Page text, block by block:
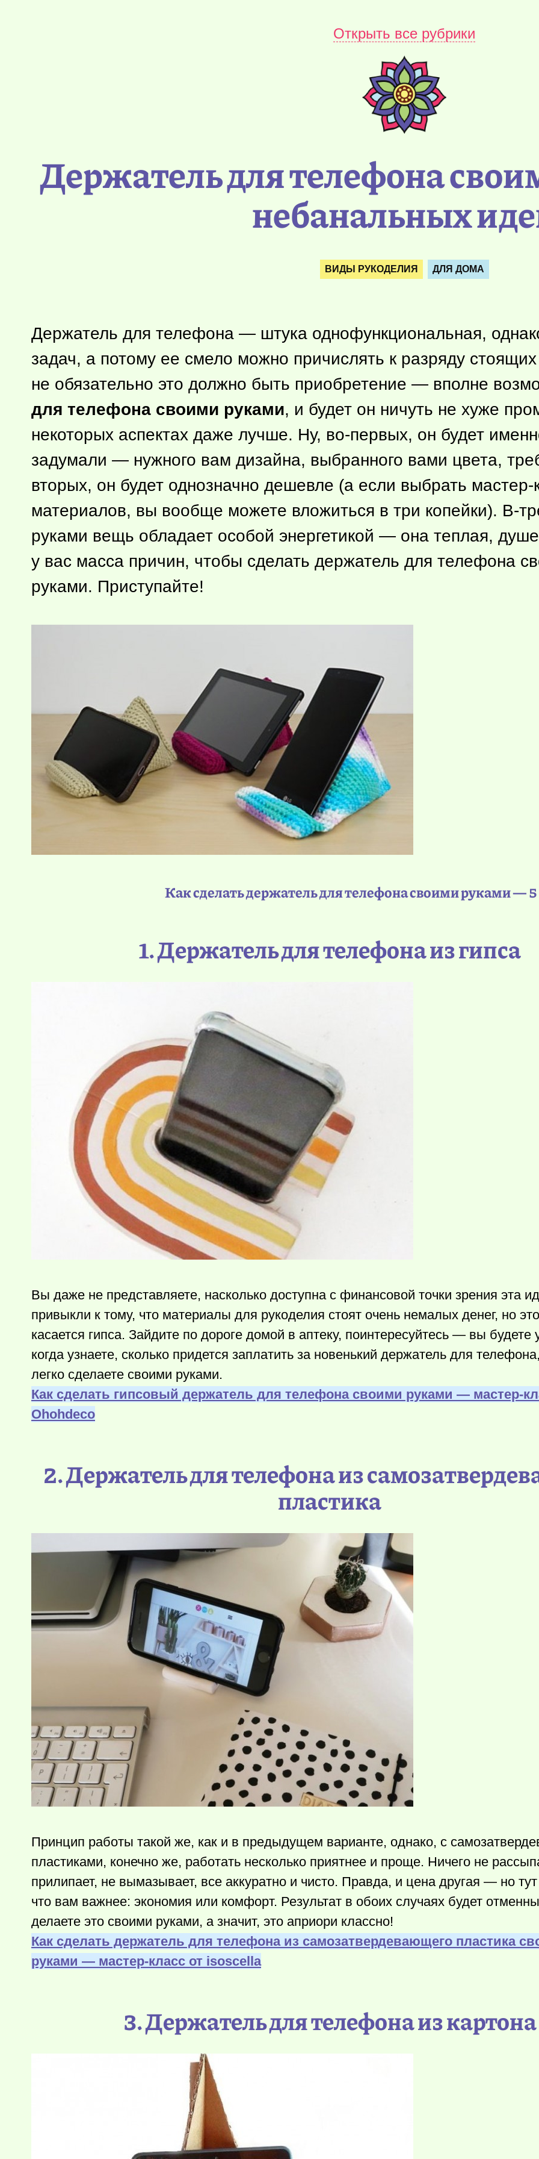
Открыть все рубрики
Держатель для телефона
небанальных
ВИДЫ РУКОДЕЛИЯ ДЛЯ ДОМА
Держатель для телефона — штука однофункциональная,
задач, а потому ее смело можно причислять к разряду
не обязательно это должно быть приобретение — вполне
для телефона своими руками, и будет он ничуть не хуже
некоторых аспектах даже лучше. Ну, во-первых, он будет
задумали — нужного вам дизайна, выбранного вами цвета,
вторых, он будет однозначно дешевле (а если выбрать мастер-
материалов, вы вообще можете вложиться в три копейки). В-
руками вещь обладает особой энергетикой — она теплая,
у вас масса причин, чтобы сделать держатель для телефона
руками. Приступайте!
Как сделать держатель для телефона своими руками — 5
1. Держатель для телефона из гипса
Вы даже не представляете, насколько доступна с финансовой точки зрения эта
привыкли к тому, что материалы для рукоделия стоят очень немалых денег, но
касается гипса. Зайдите по дороге домой в аптеку, поинтересуйтесь — вы будете
когда узнаете, сколько придется заплатить за новенький держатель для
легко сделаете своими руками.
Как сделать гипсовый держатель для телефона своими руками — мастер-
Оhohdeco
2. Держатель для телефона из
пластика
Принцип работы такой же, как и в предыдущем варианте, однако, с
пластиками, конечно же, работать несколько приятнее и проще. Ничего не
прилипает, не вымазывает, все аккуратно и чисто. Правда, и цена другая — но
что вам важнее: экономия или комфорт. Результат в обоих случаях будет
делаете это своими руками, а значит, это априори классно!
Как сделать держатель для телефона из самозатвердевающего пластика
руками — мастер-класс от isoscella
3. Держатель для телефона из картона